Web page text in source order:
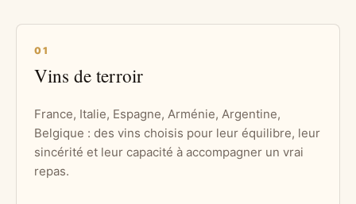
01
Vins de terroir
France, Italie, Espagne, Arménie, Argentine,
Belgique : des vins choisis pour leur équilibre, leur
sincérité et leur capacité à accompagner un vrai
repas.